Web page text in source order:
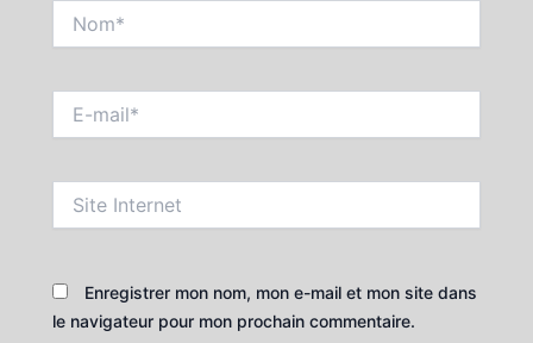
mail*
Internet
Enregistrer mon nom, mon e-mail et mon site dans
le navigateur pour mon prochain commentaire.